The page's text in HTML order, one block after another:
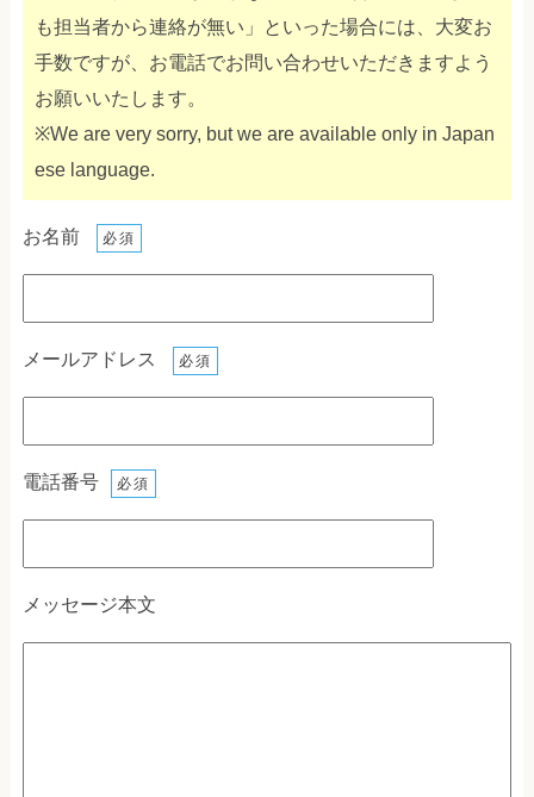
も担当者から連絡が無い」といった場合には、大変お
手数ですが、お電話でお問い合わせいただきますよう
お願いいたします。
※We are very sorry, but we are available only in Japan
ese language.
お名前 必須
メールアドレス 必須
電話番号 必須
メッセージ本文